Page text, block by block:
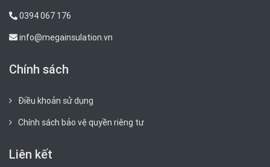
0394 067 176
info@megainsulation.vn
Chính sách
Điều khoản sử dụng
Chính sách bảo vệ quyền riêng tư
Liên kết